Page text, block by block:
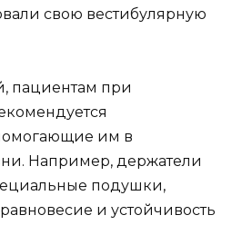
свою вестибулярную
пациентам при
им в
Например, держатели
подушки,
и устойчивость